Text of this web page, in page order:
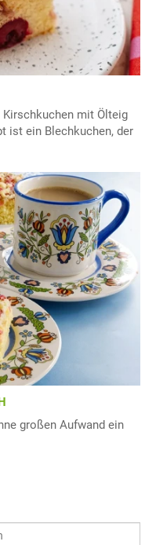
mit Ölteig
ist ein Blechkuchen, der
großen Aufwand ein